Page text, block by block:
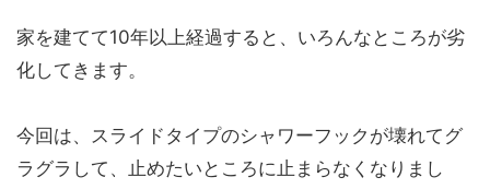
家を建てて10年以上経過すると、いろんなところが劣
化してきます。
今回は、スライドタイプのシャワーフックが壊れてグ
ラグラして、止めたいところに止まらなくなりまし